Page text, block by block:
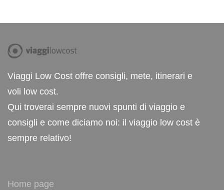
Viaggi Low Cost offre consigli, mete, itinerari e
voli low cost.
Qui troverai sempre nuovi spunti di viaggio e
consigli e come diciamo noi: il viaggio low cost è
sempre relativo!
Home page